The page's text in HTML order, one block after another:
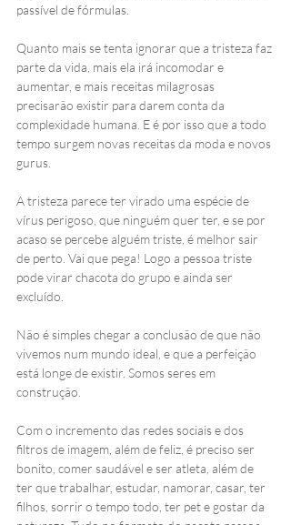
passível de fórmulas.
Quanto mais se tenta ignorar que a tristeza faz
parte da vida, mais ela irá incomodar e
aumentar, e mais receitas milagrosas
precisarão existir para darem conta da
complexidade humana. E é por isso que a todo
tempo surgem novas receitas da moda e novos
gurus.
A tristeza parece ter virado uma espécie de
vírus perigoso, que ninguém quer ter, e se por
acaso se percebe alguém triste, é melhor sair
de perto. Vai que pega! Logo a pessoa triste
pode virar chacota do grupo e ainda ser
excluído.
Não é simples chegar a conclusão de que não
vivemos num mundo ideal, e que a perfeição
está longe de existir. Somos seres em
construção.
Com o incremento das redes sociais e dos
filtros de imagem, além de feliz, é preciso ser
bonito, comer saudável e ser atleta, além de
ter que trabalhar, estudar, namorar, casar, ter
filhos, sorrir o tempo todo, ter pet e gostar da